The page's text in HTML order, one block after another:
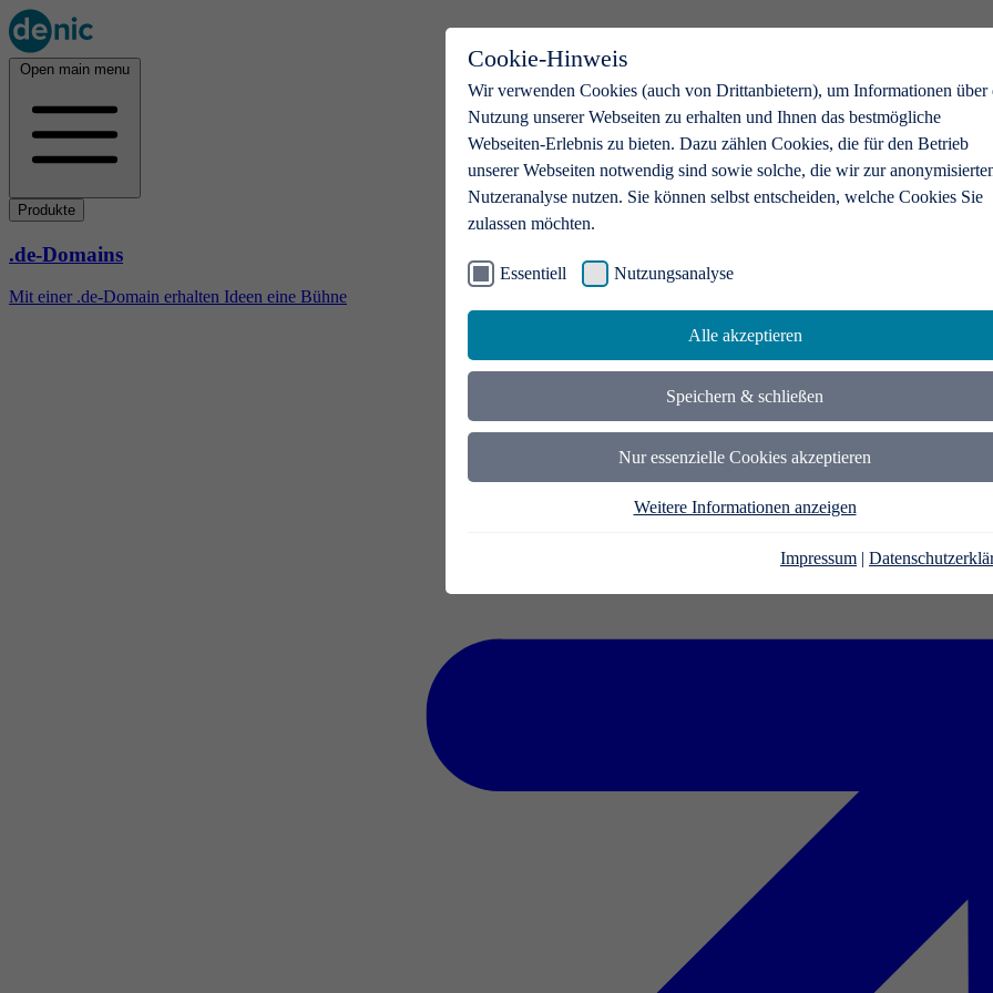
Cookie-Hinweis
Wir verwenden Cookies (auch von Drittanbietern), um Informationen über
Nutzung unserer Webseiten zu erhalten und Ihnen das bestmögliche
Webseiten-Erlebnis zu bieten. Dazu zählen Cookies, die für den Betrieb
unserer Webseiten notwendig sind sowie solche, die wir zur
Nutzeranalyse nutzen. Sie können selbst entscheiden, welche Cookies Sie
zulassen möchten.
Essentiell Nutzungsanalyse
Alle akzeptieren
Speichern & schließen
Nur essenzielle Cookies akzeptieren
Weitere Informationen anzeigen
Impressum |
Open main menu
Produkte
.de-Domains
Mit einer .de-Domain erhalten Ideen eine Bühne